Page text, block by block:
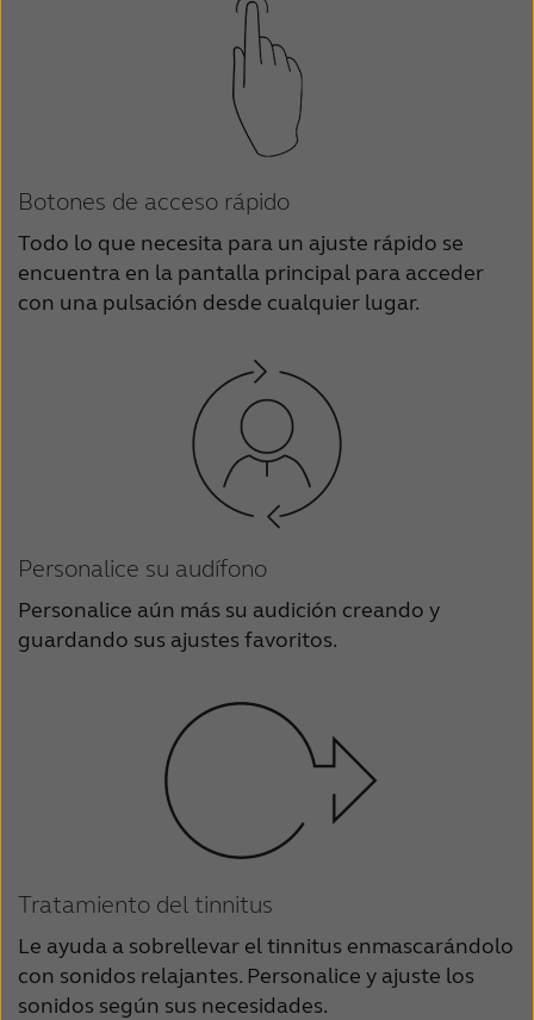
Botones de acceso rápido
Todo lo que necesita para un ajuste rápido se
encuentra en la pantalla principal para acceder
con una pulsación desde cualquier lugar.
Personalice su audífono
Personalice aún más su audición creando y
guardando sus ajustes favoritos.
Tratamiento del tinnitus
Le ayuda a sobrellevar el tinnitus enmascarándolo
con sonidos relajantes. Personalice y ajuste los
sonidos según sus necesidades.